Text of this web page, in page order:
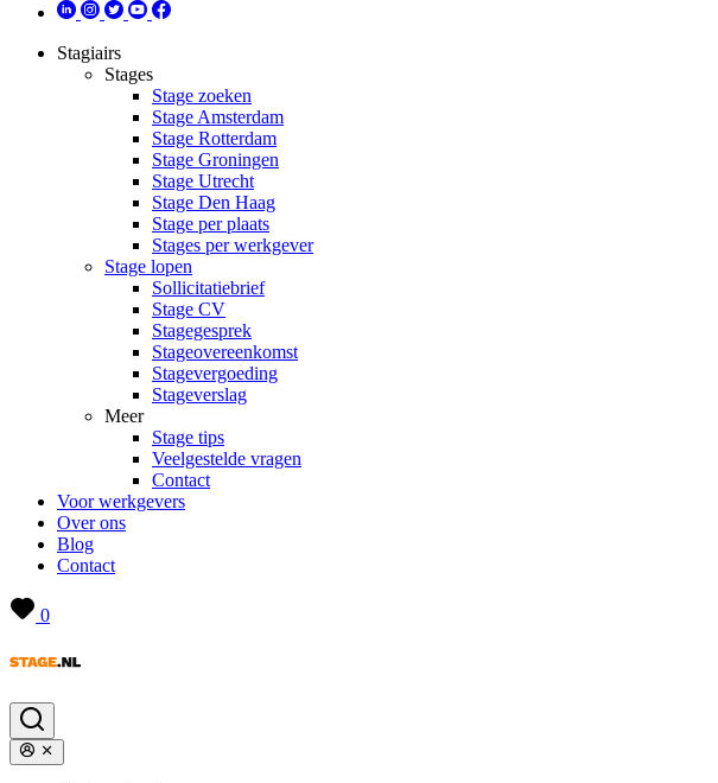
Stagiairs
Stages
Stage zoeken
Stage Amsterdam
Stage Rotterdam
Stage Groningen
Stage Utrecht
Stage Den Haag
Stage per plaats
Stages per werkgever
Stage lopen
Sollicitatiebrief
Stage CV
Stagegesprek
Stageovereenkomst
Stagevergoeding
Stageverslag
Meer
Stage tips
Veelgestelde vragen
Contact
Voor werkgevers
Over ons
Blog
Contact
0